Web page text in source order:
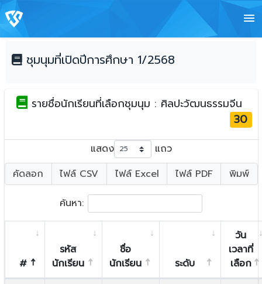
menu
ชุมนุมที่เปิดปีการศึกษา 1/2568
รายชื่อนักเรียนที่เลือกชุมนุม : ศิลปะวัฒนธรรมจีน
30
แสดง
แถว
คัดลอก
ไฟล์ CSV ไฟล์ Excel ไฟล์ PDF พิมพ์
ค้นหา:
#
รหัส
นักเรียน
ชื่อ
นักเรียน
ระดับ
วัน
เวลาที่
เลือก